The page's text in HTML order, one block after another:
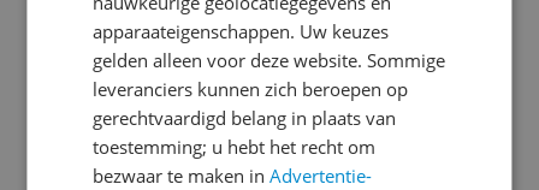
Algemene kenmerken
Bediening & functies
Capaciteit
Functies
apparaateigenschappen. Uw keuzes
gelden alleen voor deze website. Sommige
leveranciers kunnen zich beroepen op
gerechtvaardigd belang in plaats van
toestemming; u hebt het recht om
bezwaar te maken inAdvertentie-